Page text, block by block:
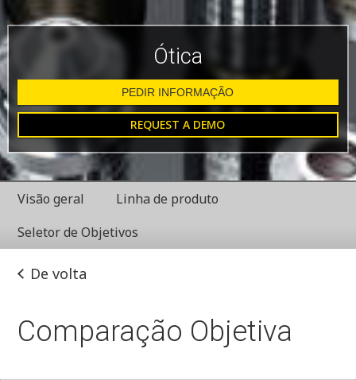
Ótica
PEDIR INFORMAÇÃO
REQUEST A DEMO
Visão geral
Linha de produto
Seletor de Objetivos
De volta
Comparação Objetiva